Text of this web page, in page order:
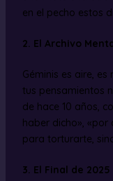
en el pecho estos
2. El Archivo
Géminis es aire,
tus pensamientos
de hace 10 años,
haber dicho», «por
para torturarte,
3. El Final de 2025